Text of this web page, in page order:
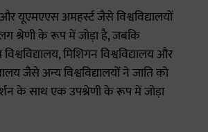
और यूएमएएस अमहर्स्ट जैसे विश्वविद्यालयों
श्रेणी के रूप में जोड़ा है, जबकि
मिशिगन विश्वविद्यालय और
जैसे अन्य विश्वविद्यालयों ने जाति को
के साथ एक उपश्रेणी के रूप में जोड़ा